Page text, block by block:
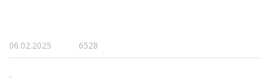
06.02.2025 6528